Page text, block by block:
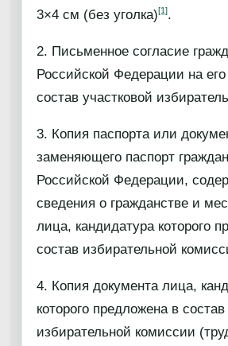
3×4 см (без уголка)[1].
2. Письменное согласие
Российской Федерации на
состав участковой
3. Копия паспорта или
заменяющего паспорт
Российской Федерации,
сведения о гражданстве и
лица, кандидатура которого
состав избирательной
4. Копия документа лица,
которого предложена в
избирательной комиссии